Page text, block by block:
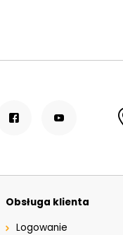
Obsługa klienta
Logowanie